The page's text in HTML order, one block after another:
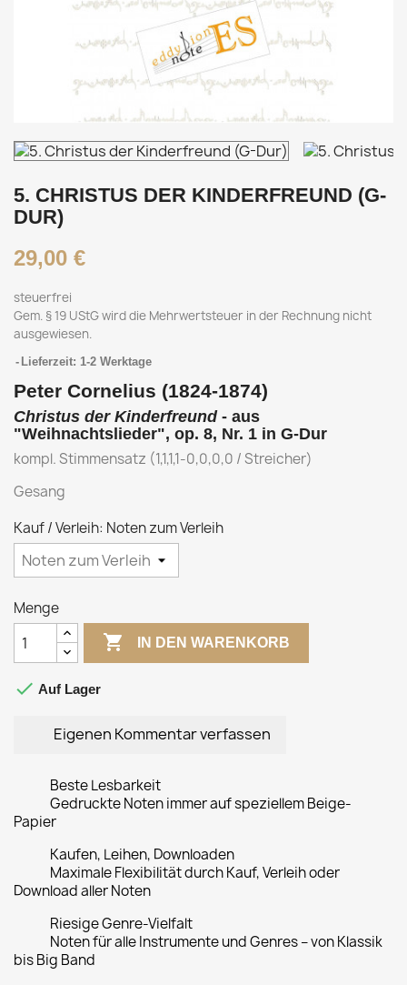
5. CHRISTUS DER KINDERFREUND (G-
DUR)
29,00 €
steuerfrei
Gem. § 19 UStG wird die Mehrwertsteuer in der Rechnung nicht
ausgewiesen.
Lieferzeit: 1-2 Werktage
Peter Cornelius (1824-1874)
Christus der Kinderfreund- aus
"Weihnachtslieder", op. 8, Nr. 1 in G-Dur
kompl. Stimmensatz (1,1,1,1-0,0,0,0 / Streicher)
Gesang
Kauf / Verleih: Noten zum Verleih
Menge
 IN DEN WARENKORB
 Auf Lager
Eigenen Kommentar verfassen
Beste Lesbarkeit
Gedruckte Noten immer auf speziellem Beige-
Papier
Kaufen, Leihen, Downloaden
Maximale Flexibilität durch Kauf, Verleih oder
Download aller Noten
Riesige Genre-Vielfalt
Noten für alle Instrumente und Genres – von Klassik
bis Big Band